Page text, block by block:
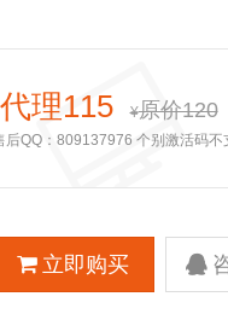
代理115 ¥原价120
后QQ：809137976 个别激活码
立即购买